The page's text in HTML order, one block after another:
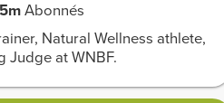
Abonnés
Natural Wellness athlete,
Judge at WNBF.